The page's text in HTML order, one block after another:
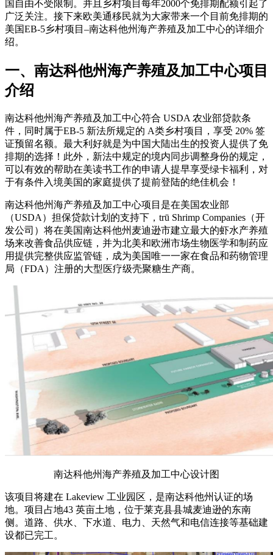
国自由不受限制。并且乡村项目每年2000个免排期配额引起了
广泛关注。接下来欧美通移民就为大家带来一个目前免排期的
美国EB-5乡村项目–南达科他州海产养殖及加工中心的详细介
绍。
一、南达科他州海产养殖及加工中心项目
介绍
南达科他州海产养殖及加工中心符合 USDA 农业部贷款条
件，同时属于EB-5 新法所规定的 A类乡村项目，享受 20% 签
证预留名额。最大利好就是为中国大陆出生的投资人提供了免
排期的选择！此外，新法中规定的境内同步调整身份的规定，
可以有效的帮助在美读书工作的申请人提早享受绿卡福利，对
于有条件入境美国的家庭提供了提前登陆的绝佳机会！
南达科他州海产养殖及加工中心项目是在美国农业部
（USDA）担保贷款计划的支持下，trū Shrimp Companies（开
发公司）将在美国南达科他州麦迪逊市建立最大的虾水产养殖
场来改善食品供应链，并为北美和欧洲市场生物医学和制药应
用提供完整供应监管链，成为美国唯一一家在食品和药物管理
局（FDA）注册的大型医疗级壳聚糖生产商。
南达科他州海产养殖及加工中心设计图
该项目将建在 Lakeview 工业园区，是南达科他州认证的场
地。项目占地43 英亩土地，位于莱克县县城麦迪逊的东南
侧。道路、供水、下水道、电力、天然气和电信连接等基础建
设都已完工。